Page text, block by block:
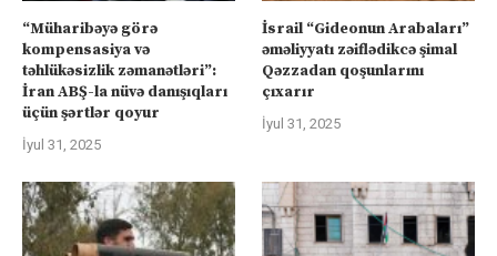
“Müharibəyə görə
kompensasiya və
təhlükəsizlik zəmanətləri”:
İran ABŞ-la nüvə danışıqları
üçün şərtlər qoyur
İyul 31, 2025
İsrail “Gideonun Arabaları”
əməliyyatı zəiflədikcə şimal
Qəzzadan qoşunlarını
çıxarır
İyul 31, 2025